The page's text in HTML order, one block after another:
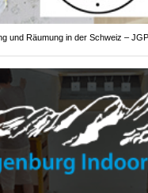
und Räumung in der Schweiz –